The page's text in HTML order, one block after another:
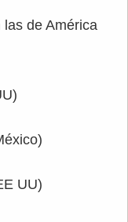
de América
UU)